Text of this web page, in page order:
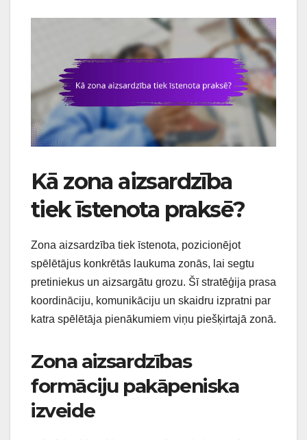
Kā zona aizsardzība
tiek īstenota praksē?
Zona aizsardzība tiek īstenota, pozicionējot
spēlētājus konkrētās laukuma zonās, lai segtu
pretiniekus un aizsargātu grozu. Šī stratēģija prasa
koordināciju, komunikāciju un skaidru izpratni par
katra spēlētāja pienākumiem viņu piešķirtajā zonā.
Zona aizsardzības
formāciju pakāpeniska
izveide